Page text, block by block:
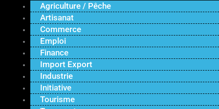
Agriculture / Pêche
Artisanat
Commerce
Emploi
Finance
Import Export
Industrie
Initiative
Tourisme